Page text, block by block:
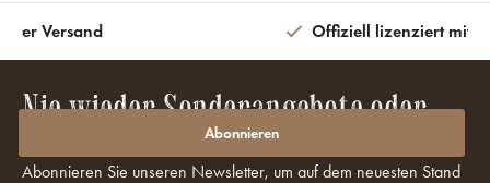
Versand Offiziell lizenziert mit
Nie wieder Sonderangebote oder
Rabatte verpassen?
Abonnieren Sie unseren Newsletter, um auf dem neuesten Stand
Abonnieren